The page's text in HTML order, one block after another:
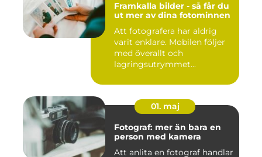
Framkalla bilder - så får du
ut mer av dina fotominnen
Att fotografera har aldrig
varit enklare. Mobilen följer
med överallt och
lagringsutrymmet...
01. maj
Fotograf: mer än bara en
person med kamera
Att anlita en fotograf handlar